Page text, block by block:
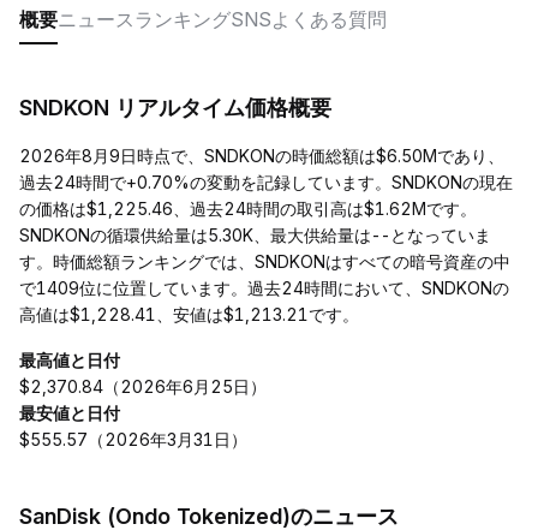
概要ニュース ランキングSNSよくある質問
SNDKON リアルタイム価格概要
2026年8月9日時点で、SNDKONの時価総額は$6.50Mであり、
過去24時間で+0.70%の変動を記録しています。SNDKONの現在
の価格は$1,225.46、過去24時間の取引高は$1.62Mです。
SNDKONの循環供給量は5.30K、最大供給量は--となっていま
す。時価総額ランキングでは、SNDKONはすべての暗号資産の中
で1409位に位置しています。過去24時間において、SNDKONの
高値は$1,228.41、安値は$1,213.21です。
最高値と日付
$2,370.84（2026年6月25日）
最安値と日付
$555.57（2026年3月31日）
SanDisk (Ondo Tokenized)のニュース